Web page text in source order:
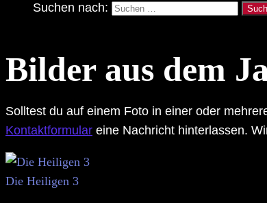
Suchen nach:
Bilder aus dem
Solltest du auf einem Foto in einer oder
Kontaktformular eine Nachricht hinterlassen.
Die Heiligen 3